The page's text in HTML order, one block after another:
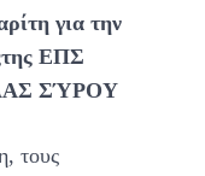
για την
ΕΠΣ
ΣΎΡΟΥ
τους